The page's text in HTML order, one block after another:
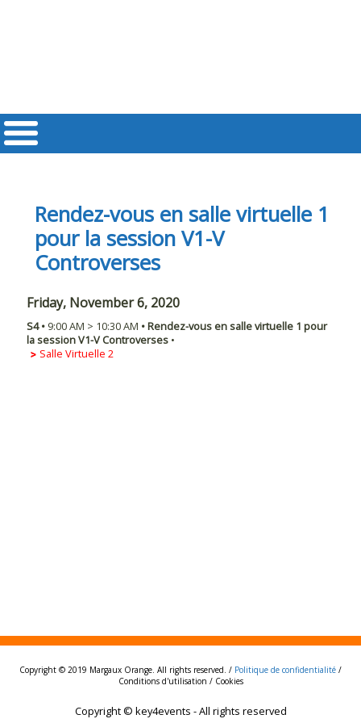
Rendez-vous en salle virtuelle 1
pour la session V1-V
Controverses
Friday, November 6, 2020
S4 • 9:00 AM > 10:30 AM •Rendez-vous en salle virtuelle 1 pour
la session V1-V Controverses •
Salle Virtuelle 2
Copyright © 2019 Margaux Orange. All rights reserved. / Politique de confidentialité /
Conditions d'utilisation / Cookies
Copyright © key4events - All rights reserved